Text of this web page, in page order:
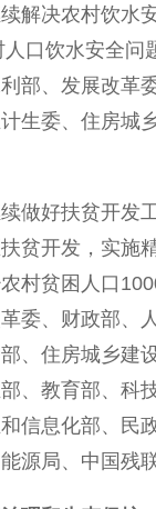
续解决农村饮水
口饮水安全问
部、发展改革
生委、住房城
续做好扶贫开发
贫开发，实施
村贫困人口
革委、财政部、
、住房城乡建
、教育部、科
信息化部、民
源局、中国残